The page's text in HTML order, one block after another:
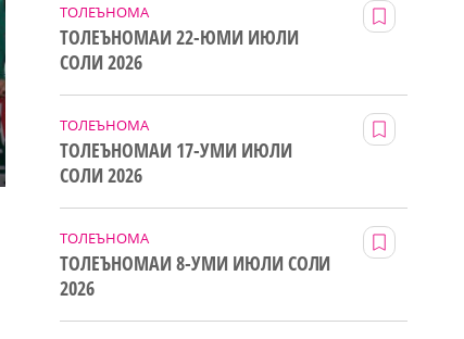
ТОЛЕЪНОМА
ТОЛЕЪНОМАИ 22-ЮМИ ИЮЛИ
СОЛИ 2026
ТОЛЕЪНОМА
ТОЛЕЪНОМАИ 17-УМИ ИЮЛИ
СОЛИ 2026
ТОЛЕЪНОМА
ТОЛЕЪНОМАИ 8-УМИ ИЮЛИ СОЛИ
2026